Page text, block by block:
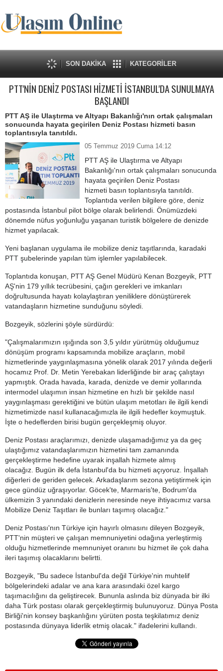
SON DAKİKA KATEGORİLER
PTT'NİN DENİZ POSTASI HİZMETİ İSTANBUL'DA SUNULMAYA
BAŞLANDI
PTT AŞ ile Ulaştırma ve Altyapı Bakanlığı'nın ortak çalışmaları
sonucunda hayata geçirilen Deniz Postası hizmeti basın
toplantısıyla tanıtıldı.
05 Temmuz 2019 Cuma 14:12
PTT AŞ ile Ulaştırma ve Altyapı
Bakanlığı'nın ortak çalışmaları sonucunda
hayata geçirilen Deniz Postası
hizmeti basın toplantısıyla tanıtıldı.
Toplantıda verilen bilgilere göre, deniz
postasında İstanbul pilot bölge olarak belirlendi. Önümüzdeki
dönemde nüfus yoğunluğu yaşanan turistik bölgelere de denizde
hizmet yapılacak.
Yeni başlanan uygulama ile mobilize deniz taşıtlarında, karadaki
PTT şubelerinde yapılan tüm işlemler yapılabilecek.
Toplantıda konuşan, PTT AŞ Genel Müdürü Kenan Bozgeyik, PTT
AŞ'nin 179 yıllık tecrübesini, çağın gerekleri ve imkanları
doğrultusunda hayatı kolaylaştıran yeniliklere dönüştürerek
vatandaşların hizmetine sunduğunu söyledi.
Bozgeyik, sözlerini şöyle sürdürdü:
"Çalışmalarımızın ışığında son 3,5 yıldır yürütmüş olduğumuz
dönüşüm programı kapsamında mobilize araçların, mobil
hizmetlerinde yaygınlaşmasına yönelik olarak 2017 yılında değerli
hocamız Prof. Dr. Metin Yerebakan liderliğinde bir araç çalıştayı
yapmıştık. Orada havada, karada, denizde ve demir yollarında
intermodel ulaşımın insan hizmetine en hızlı bir şekilde nasıl
yaygınlaşması gerektiğini ve bütün ulaşım metotları ile ilgili kendi
hizmetimizde nasıl kullanacağımızla ile ilgili hedefler koymuştuk.
İşte o hedeflerden birisi bugün gerçekleşmiş oluyor.
Deniz Postası araçlarımızı, denizde ulaşamadığımız ya da geç
ulaştığımız vatandaşlarımızın hizmetini tam zamanında
gerçekleştirme hedefine uyarak inşallah hizmete almış
olacağız. Bugün ilk defa İstanbul'da bu hizmeti açıyoruz. İnşallah
diğerleri de geriden gelecek. Arkadaşlarım sezona yetiştirmek için
gece gündüz uğraşıyorlar. Göcek'te, Marmaris'te, Bodrum'da
ülkemizin 3 yanındaki denizlerin neresinde neye ihtiyacımız varsa
Mobilize Deniz Taşıtları ile bunları taşımış olacağız."
Deniz Postası'nın Türkiye için hayırlı olmasını dileyen Bozgeyik,
PTT'nin müşteri ve çalışan memnuniyetini odağına yerleştirmiş
olduğu hizmetlerinde memnuniyet oranını bu hizmet ile çok daha
ileri taşımış olacaklarını belirtti.
Bozgeyik, "Bu sadece İstanbul'da değil Türkiye'nin muhtelif
bölgelerindeki adalar ve ana kara arasındaki özel kargo
taşımacılığını da geliştirecek. Bununla aslında biz dünyada bir ilki
daha Türk postası olarak gerçekleştirmiş bulunuyoruz. Dünya Posta
Birliği'nin konsey başkanlığını yürüten posta teşkilatımız deniz
postasında dünyaya liderlik etmiş olacak." ifadelerini kullandı.